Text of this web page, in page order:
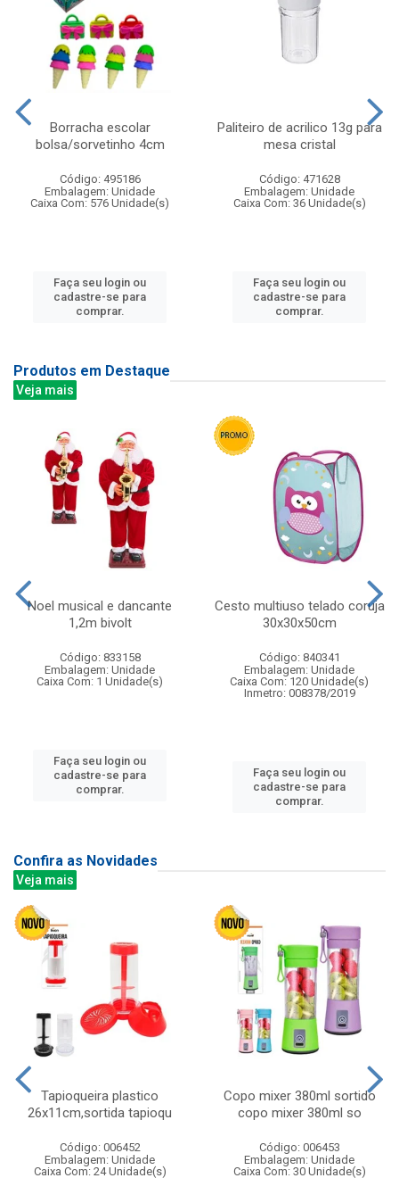
Borracha escolar
bolsa/sorvetinho 4cm
Código: 495186
Embalagem: Unidade
Caixa Com: 576 Unidade(s)
Faça seu login ou
cadastre-se para
comprar.
Paliteiro de acrilico 13g para
mesa cristal
Código: 471628
Embalagem: Unidade
Caixa Com: 36 Unidade(s)
Faça seu login ou
cadastre-se para
comprar.
Produtos em Destaque
Veja mais
Noel musical e dancante
1,2m bivolt
Código: 833158
Embalagem: Unidade
Caixa Com: 1 Unidade(s)
Faça seu login ou
cadastre-se para
comprar.
Cesto multiuso telado coruja
30x30x50cm
Código: 840341
Embalagem: Unidade
Caixa Com: 120 Unidade(s)
Inmetro: 008378/2019
Faça seu login ou
cadastre-se para
comprar.
Confira as Novidades
Veja mais
Tapioqueira plastico
26x11cm,sortida tapioqu
Código: 006452
Embalagem: Unidade
Caixa Com: 24 Unidade(s)
Copo mixer 380ml sortido
copo mixer 380ml so
Código: 006453
Embalagem: Unidade
Caixa Com: 30 Unidade(s)